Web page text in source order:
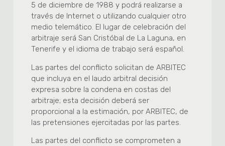
5 de diciembre de 1988 y podrá realizarse a
través de Internet o utilizando cualquier otro
medio telemático. El lugar de celebración del
arbitraje será San Cristóbal de La Laguna, en
Tenerife y el idioma de trabajo será español.
Las partes del conflicto solicitan de ARBITEC
que incluya en el laudo arbitral decisión
expresa sobre la condena en costas del
arbitraje; esta decisión deberá ser
proporcional a la estimación, por ARBITEC, de
las pretensiones ejercitadas por las partes.
Las partes del conflicto se comprometen a